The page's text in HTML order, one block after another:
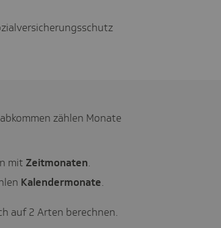
zählen Monate
mit Zeitmonaten.
Kalendermonate.
auf 2 Arten berechnen.